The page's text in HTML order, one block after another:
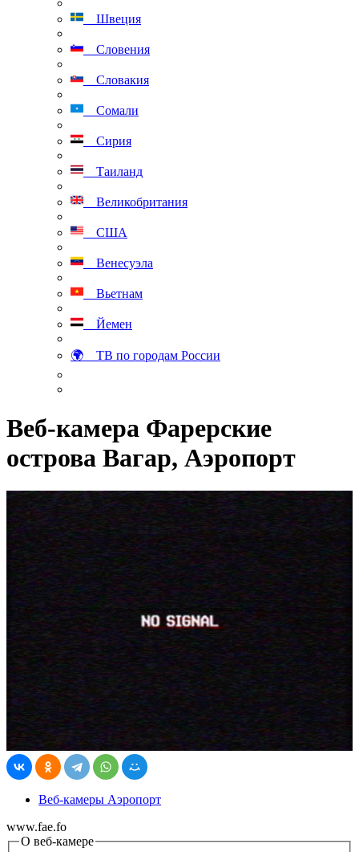
Швеция
Словения
Словакия
Сомали
Сирия
Таиланд
Великобритания
США
Венесуэла
Вьетнам
Йемен
🌍 ТВ по городам России
Веб-камера Фарерские
острова Вагар, Аэропорт
Веб-камеры Аэропорт
www.fae.fo
О веб-камере